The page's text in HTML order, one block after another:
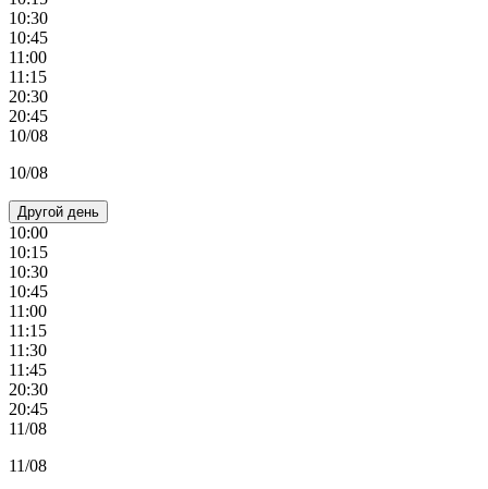
10:30
10:45
11:00
11:15
20:30
20:45
10/08
10/08
Другой день
10:00
10:15
10:30
10:45
11:00
11:15
11:30
11:45
20:30
20:45
11/08
11/08